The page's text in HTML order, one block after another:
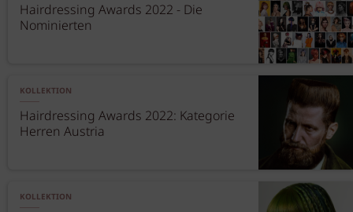
Hairdressing Awards 2022 - Die
Nominierten
KOLLEKTION
Hairdressing Awards 2022: Kategorie
Herren Austria
KOLLEKTION